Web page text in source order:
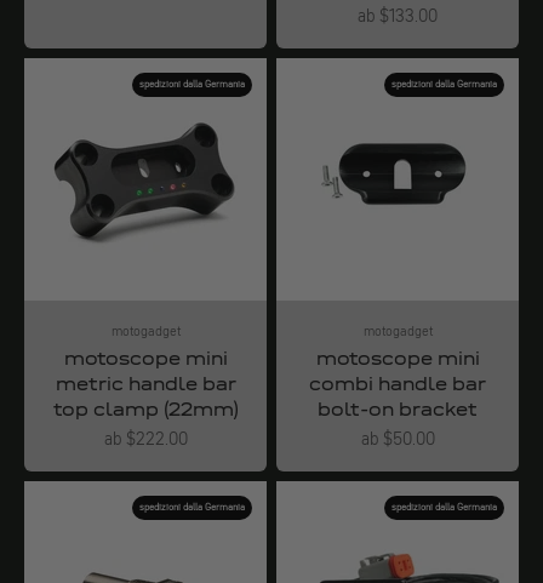
Angebot
ab $133.00
spedizioni dalla Germania
motogadget
motoscope mini
metric handle bar
top clamp (22mm)
Angebot
ab $222.00
spedizioni dalla Germania
motogadget
motoscope mini
combi handle bar
bolt-on bracket
Angebot
ab $50.00
spedizioni dalla Germania spedizioni dalla Germania